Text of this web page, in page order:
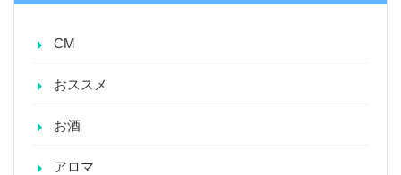
CM
おススメ
お酒
アロマ